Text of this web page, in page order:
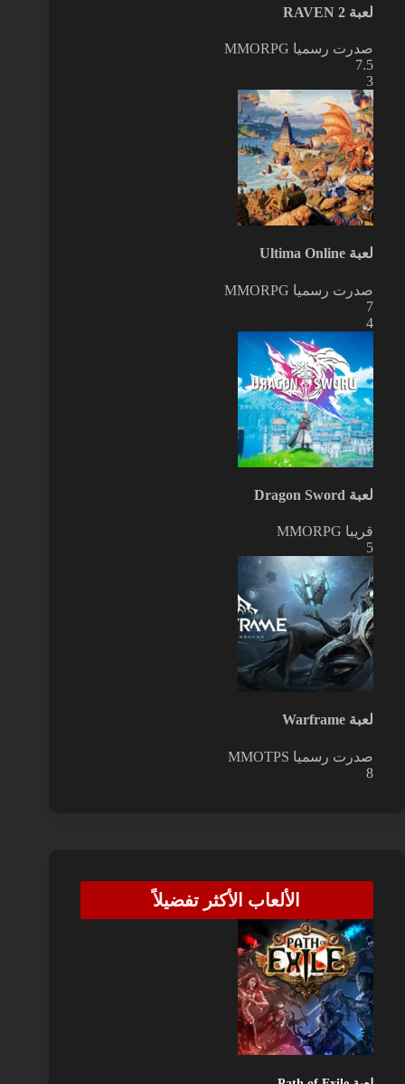
لعبة RAVEN 2
صدرت رسميا MMORPG
7.5
3
لعبة Ultima Online
صدرت رسميا MMORPG
7
4
لعبة Dragon Sword
قريبا MMORPG
5
لعبة Warframe
صدرت رسميا MMOTPS
8
الألعاب الأكثر تفضيلاً